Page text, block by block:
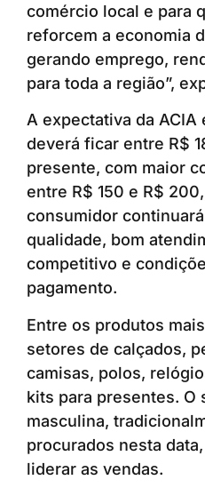
comércio local e para
reforcem a economia
gerando emprego,
para toda a região”,
A expectativa da
deverá ficar entre R$
presente, com maior
entre R$ 150 e R$
consumidor
qualidade, bom
competitivo e
pagamento.
Entre os produtos
setores de calçados,
camisas, polos,
kits para presentes. O
masculina,
procurados nesta
liderar as vendas.
Anunciar ou